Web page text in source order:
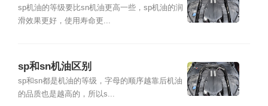
sp机油的等级要比sn机油更高一些，sp机油的润
滑效果更好，使用寿命更...
sp和sn机油区别
sp和sn都是机油的等级，字母的顺序越靠后机油
的品质也是越高的，所以s...